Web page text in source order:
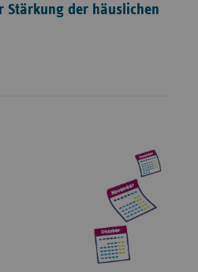
Stärkung der häuslichen